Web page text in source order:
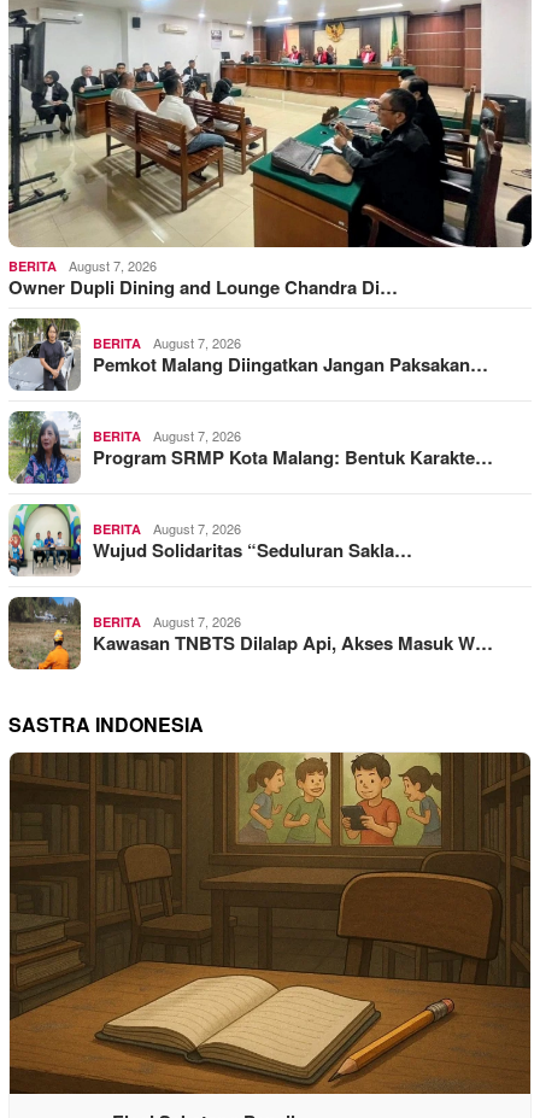
BERITA August 7, 2026
Owner Dupli Dining and Lounge Chandra Di…
BERITA August 7, 2026
Pemkot Malang Diingatkan Jangan Paksakan…
BERITA August 7, 2026
Program SRMP Kota Malang: Bentuk Karakte…
BERITA August 7, 2026
Wujud Solidaritas “Seduluran Sakla…
BERITA August 7, 2026
Kawasan TNBTS Dilalap Api, Akses Masuk W…
SASTRA INDONESIA